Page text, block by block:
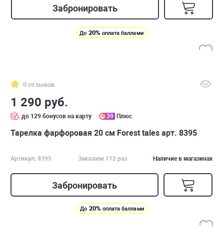
Забронировать
До 20% оплата баллами
0 отзывов
1 290 руб.
до 129 бонусов на карту 39 Плюс
Тарелка фарфоровая 20 см Forest tales арт. 8395
Артикул: 8395 Заказали 112 раз Наличие в магазинах
Забронировать
До 20% оплата баллами